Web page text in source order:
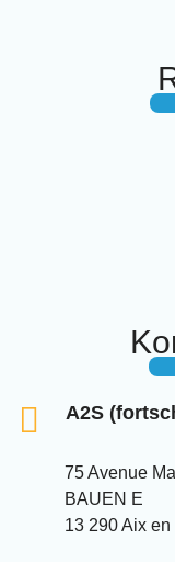
A2S
75 Avenue
BAUEN E
13 290 Aix